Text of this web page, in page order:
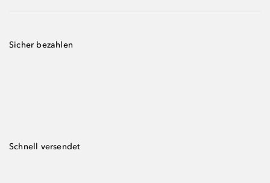
Sicher bezahlen
Schnell versendet